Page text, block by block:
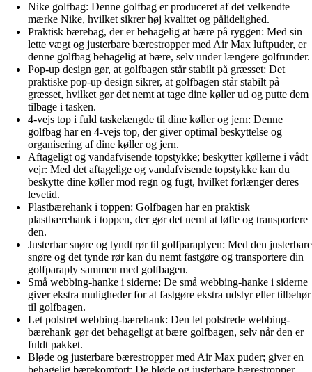
Nike golfbag: Denne golfbag er produceret af det velkendte
mærke Nike, hvilket sikrer høj kvalitet og pålidelighed.
Praktisk bærebag, der er behagelig at bære på ryggen: Med sin
lette vægt og justerbare bærestropper med Air Max luftpuder, er
denne golfbag behagelig at bære, selv under længere golfrunder.
Pop-up design gør, at golfbagen står stabilt på græsset: Det
praktiske pop-up design sikrer, at golfbagen står stabilt på
græsset, hvilket gør det nemt at tage dine køller ud og putte dem
tilbage i tasken.
4-vejs top i fuld taskelængde til dine køller og jern: Denne
golfbag har en 4-vejs top, der giver optimal beskyttelse og
organisering af dine køller og jern.
Aftageligt og vandafvisende topstykke; beskytter køllerne i vådt
vejr: Med det aftagelige og vandafvisende topstykke kan du
beskytte dine køller mod regn og fugt, hvilket forlænger deres
levetid.
Plastbærehank i toppen: Golfbagen har en praktisk
plastbærehank i toppen, der gør det nemt at løfte og transportere
den.
Justerbar snøre og tyndt rør til golfparaplyen: Med den justerbare
snøre og det tynde rør kan du nemt fastgøre og transportere din
golfparaply sammen med golfbagen.
Små webbing-hanke i siderne: De små webbing-hanke i siderne
giver ekstra muligheder for at fastgøre ekstra udstyr eller tilbehør
til golfbagen.
Let polstret webbing-bærehank: Den let polstrede webbing-
bærehank gør det behageligt at bære golfbagen, selv når den er
fuldt pakket.
Bløde og justerbare bærestropper med Air Max puder; giver en